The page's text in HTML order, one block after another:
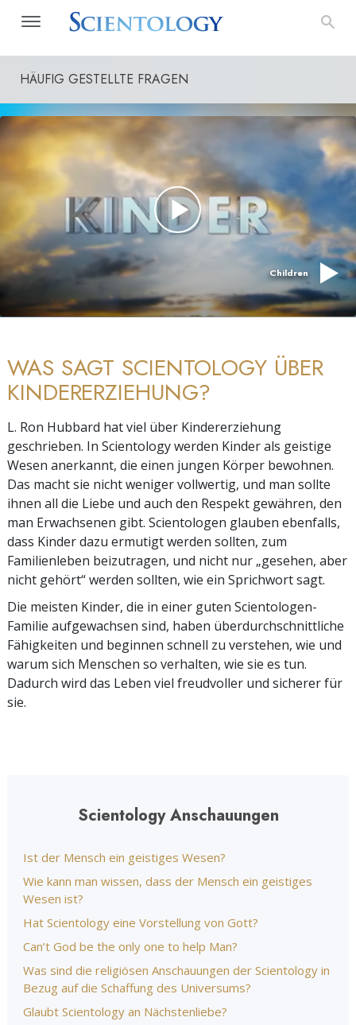
HÄUFIG GESTELLTE FRAGEN
Children
WAS SAGT SCIENTOLOGY ÜBER
KINDERERZIEHUNG?
L. Ron Hubbard hat viel über Kindererziehung
geschrieben. In Scientology werden Kinder als geistige
Wesen anerkannt, die einen jungen Körper bewohnen.
Das macht sie nicht weniger vollwertig, und man sollte
ihnen all die Liebe und auch den Respekt gewähren, den
man Erwachsenen gibt. Scientologen glauben ebenfalls,
dass Kinder dazu ermutigt werden sollten, zum
Familienleben beizutragen, und nicht nur „gesehen, aber
nicht gehört“ werden sollten, wie ein Sprichwort sagt.
Die meisten Kinder, die in einer guten Scientologen-
Familie aufgewachsen sind, haben überdurchschnittliche
Fähigkeiten und beginnen schnell zu verstehen, wie und
warum sich Menschen so verhalten, wie sie es tun.
Dadurch wird das Leben viel freudvoller und sicherer für
sie.
Scientology Anschauungen
Ist der Mensch ein geistiges Wesen?
Wie kann man wissen, dass der Mensch ein geistiges
Wesen ist?
Hat Scientology eine Vorstellung von Gott?
Can’t God be the only one to help Man?
Was sind die religiösen Anschauungen der Scientology in
Bezug auf die Schaffung des Universums?
Glaubt Scientology an Nächstenliebe?